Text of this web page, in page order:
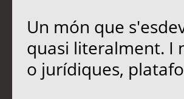
Un món que
quasi literalment. I
o jurídiques,